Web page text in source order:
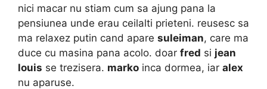
nici macar nu stiam cum sa ajung pana la
pensiunea unde erau ceilalti prieteni. reusesc sa
ma relaxez putin cand apare suleiman, care ma
duce cu masina pana acolo. doar fred si jean
louis se trezisera. marko inca dormea, iar alex
nu aparuse.